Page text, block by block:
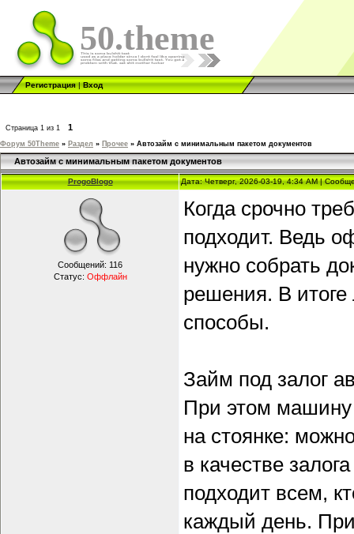
50.theme
Регистрация|Вход
Страница 1 из 1 1
Форум 50Theme » Раздел » Прочее » Автозайм с минимальным пакетом документов
Автозайм с минимальным пакетом документов
ProgoBlogo Дата: Четверг, 2026-03-19, 4:34 AM |
Сообщений: 116
Статус: Оффлайн
Когда срочно
подходит. Ведь
нужно собрать
решения. В
способы.
Займ под залог
При этом машину
на стоянке:
в качестве
подходит всем,
каждый день.